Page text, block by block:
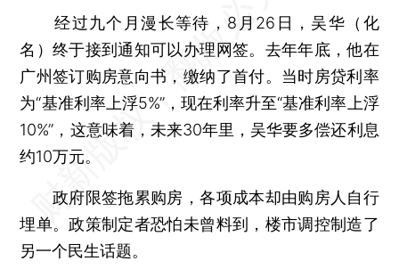
经过九个月漫长等待，8月26日，吴华（化
名）终于接到通知可以办理网签。去年年底，他在
广州签订购房意向书，缴纳了首付。当时房贷利率
为“基准利率上浮5%”，现在利率升至“基准利率上浮
10%”，这意味着，未来30年里，吴华要多偿还利息
约10万元。
政府限签拖累购房，各项成本却由购房人自行
埋单。政策制定者恐怕未曾料到，楼市调控制造了
另一个民生话题。